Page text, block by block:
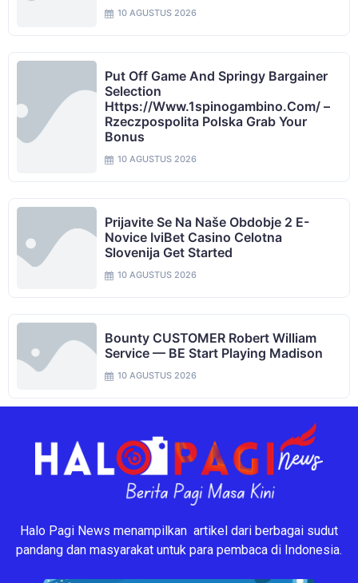
10 AGUSTUS 2026
Put Off Game And Springy Bargainer
Selection
Https://www.1spinogambino.com/ –
Rzeczpospolita Polska Grab Your
Bonus
10 AGUSTUS 2026
Prijavite Se Na Naše Obdobje 2 E-
Novice IviBet Casino Celotna
Slovenija Get Started
10 AGUSTUS 2026
Bounty CUSTOMER Robert William
Service — BE Start Playing Madison
10 AGUSTUS 2026
Halo Pagi News menampilkan artikel dari berbagai sudut
pandang dan masyarakat untuk para pembaca di Indonesia.